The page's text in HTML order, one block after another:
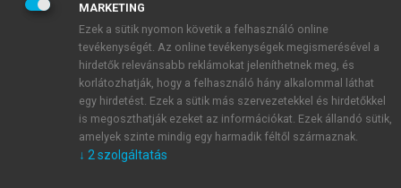
betegnek, mint magunkat. A tény, hogy „ott vagyunk”,
megnyugtató lehet a betegnek, támogatást nyújt neki.
Egyes szerzők szerint a családorvost erkölcsi
szerepe jogosítja fel arra, hogy – amennyiben
szükséges – beavatkozzon a beteg magánéletébe,
életvitelébe. Különösen indokolt a beavatkozás pl.
kóros elhízás, alkoholizmus, önpusztító életmód
esetében. Sosem szabad azonban elfelejtenünk, hogy
MARKETING
Ezek a sütik nyomon követik a felhasználó online
tevékenységét. Az online tevékenységek megismerésével a
hirdetők relevánsabb reklámokat jeleníthetnek meg, és
korlátozhatják, hogy a felhasználó hány alkalommal láthat
egy hirdetést. Ezek a sütik más szervezetekkel és hirdetőkkel
is megoszthatják ezeket az információkat. Ezek állandó sütik,
amelyek szinte mindig egy harmadik féltől származnak.
↓ 2 szolgáltatás